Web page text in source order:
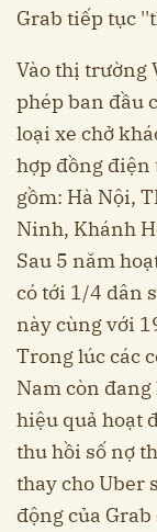
Grab tiếp tục
Vào thị trường
phép ban đầu
loại xe chở
hợp đồng
gồm: Hà Nội,
Ninh, Khánh
Sau 5 năm
có tới 1/4 dân
này cùng với
Trong lúc các
Nam còn
hiệu quả hoạt
thu hồi số nợ
thay cho Uber
động của